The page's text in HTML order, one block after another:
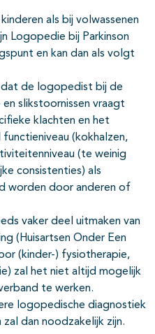
als bij volwassenen
Logopedie bij Parkinson
en kan dan als volgt
dat de logopedist bij de
slikstoornissen vraagt
klachten en het
(kokhalzen,
(te weinig
consistenties) als
worden door anderen of
vaker deel uitmaken van
(Huisartsen Onder Een
(kinder-) fysiotherapie,
zal het niet altijd mogelijk
te werken.
logopedische diagnostiek
dan noodzakelijk zijn.